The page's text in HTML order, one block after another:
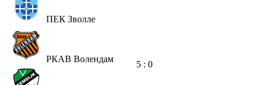
ПЕК Зволле
РКАВ Волендам
5 : 0